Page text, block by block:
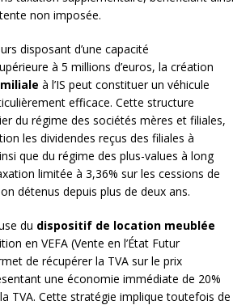
non imposée.
disposant d’une capacité
à 5 millions d’euros, la création
à l’IS peut constituer un véhicule
efficace. Cette structure
du régime des sociétés mères et filiales,
les dividendes reçus des filiales à
que du régime des plus-values à long
limitée à 3,36% sur les cessions de
détenus depuis plus de deux ans.
du dispositif de location meublée
en VEFA (Vente en l’État Futur
de récupérer la TVA sur le prix
une économie immédiate de 20%
TVA. Cette stratégie implique toutefois de